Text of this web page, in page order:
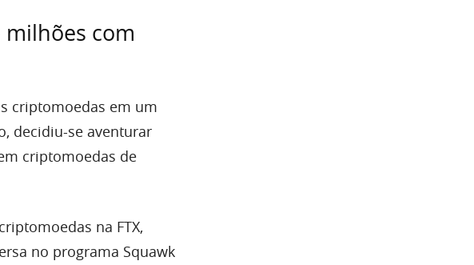
milhões com
criptomoedas em um
decidiu-se aventurar
criptomoedas de
na FTX,
no programa Squawk